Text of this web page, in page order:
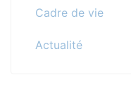
Cadre de vie
Actualité